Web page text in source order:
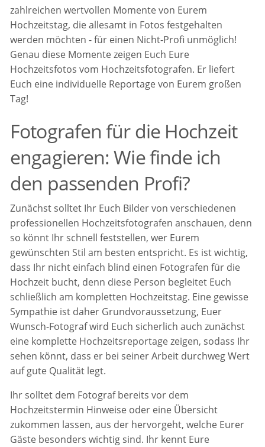
zahlreichen wertvollen Momente von Eurem
Hochzeitstag, die allesamt in Fotos festgehalten
werden möchten - für einen Nicht-Profi unmöglich!
Genau diese Momente zeigen Euch Eure
Hochzeitsfotos vom Hochzeitsfotografen. Er liefert
Euch eine individuelle Reportage von Eurem großen
Tag!
Fotografen für die Hochzeit
engagieren: Wie finde ich
den passenden Profi?
Zunächst solltet Ihr Euch Bilder von verschiedenen
professionellen Hochzeitsfotografen anschauen, denn
so könnt Ihr schnell feststellen, wer Eurem
gewünschten Stil am besten entspricht. Es ist wichtig,
dass Ihr nicht einfach blind einen Fotografen für die
Hochzeit bucht, denn diese Person begleitet Euch
schließlich am kompletten Hochzeitstag. Eine gewisse
Sympathie ist daher Grundvoraussetzung, Euer
Wunsch-Fotograf wird Euch sicherlich auch zunächst
eine komplette Hochzeitsreportage zeigen, sodass Ihr
sehen könnt, dass er bei seiner Arbeit durchweg Wert
auf gute Qualität legt.
Ihr solltet dem Fotograf bereits vor dem
Hochzeitstermin Hinweise oder eine Übersicht
zukommen lassen, aus der hervorgeht, welche Eurer
Gäste besonders wichtig sind. Ihr kennt Eure